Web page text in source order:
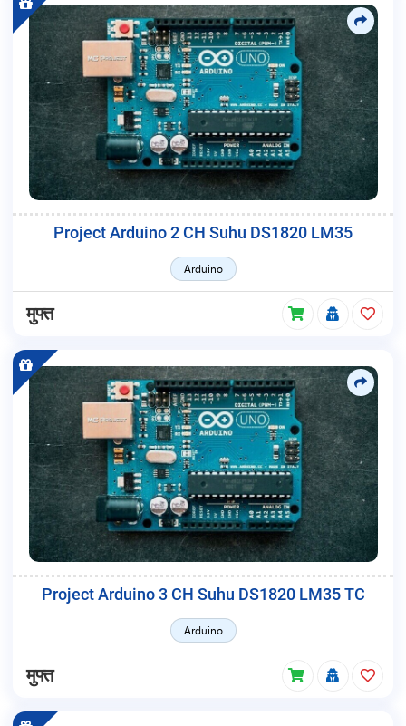
Project Arduino 2 CH Suhu DS1820 LM35
Arduino
मुफ्त
Project Arduino 3 CH Suhu DS1820 LM35 TC
Arduino
मुफ्त